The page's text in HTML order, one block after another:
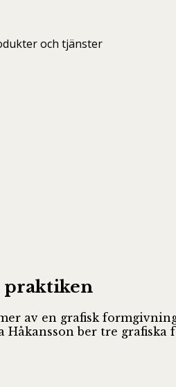
och tjänster
praktiken
av en grafisk
ber tre